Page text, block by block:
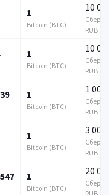
1
Bitcoin (BTC)
10
RUB
1
Bitcoin (BTC)
10
RUB
1
Bitcoin (BTC)
1 000
RUB
1
Bitcoin (BTC)
3 000
RUB
1
Bitcoin (BTC)
20